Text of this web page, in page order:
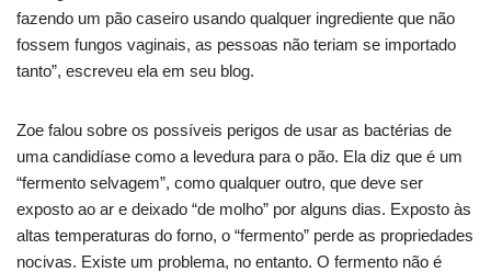
fazendo um pão caseiro usando qualquer ingrediente que não
fossem fungos vaginais, as pessoas não teriam se importado
tanto”, escreveu ela em seu blog.
Zoe falou sobre os possíveis perigos de usar as bactérias de
uma candidíase como a levedura para o pão. Ela diz que é um
“fermento selvagem”, como qualquer outro, que deve ser
exposto ao ar e deixado “de molho” por alguns dias. Exposto às
altas temperaturas do forno, o “fermento” perde as propriedades
nocivas. Existe um problema, no entanto. O fermento não é